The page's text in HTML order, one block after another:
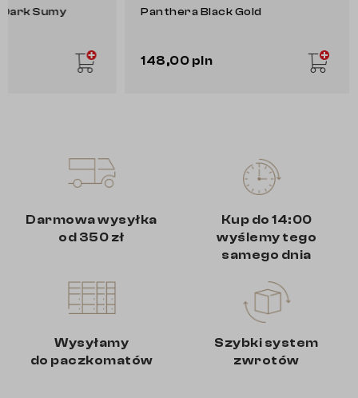
Sumy Panthera Black Gold
148,00 pln
Darmowa wysyłka
od 350 zł
Kup do 14:00
wyślemy tego
samego dnia
Wysyłamy
do paczkomatów
Szybki system
zwrotów